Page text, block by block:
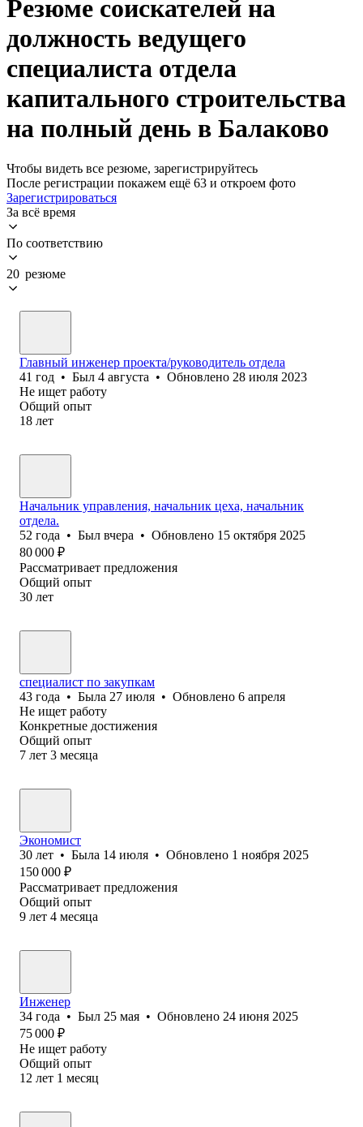
Резюме соискателей на
должность ведущего
специалиста отдела
капитального строительства
на полный день в Балаково
Чтобы видеть все резюме, зарегистрируйтесь
После регистрации покажем ещё 63 и откроем фото
Зарегистрироваться
За всё время
По соответствию
20 резюме
Главный инженер проекта/руководитель отдела
41 год • Был 4 августа • Обновлено 28 июля 2023
Не ищет работу
Общий опыт
18 лет
Начальник управления, начальник цеха, начальник
отдела.
52 года • Был вчера • Обновлено 15 октября 2025
80 000 ₽
Рассматривает предложения
Общий опыт
30 лет
специалист по закупкам
43 года • Была 27 июля • Обновлено 6 апреля
Не ищет работу
Конкретные достижения
Общий опыт
7 лет 3 месяца
Экономист
30 лет • Была 14 июля • Обновлено 1 ноября 2025
150 000 ₽
Рассматривает предложения
Общий опыт
9 лет 4 месяца
Инженер
34 года • Был 25 мая • Обновлено 24 июня 2025
75 000 ₽
Не ищет работу
Общий опыт
12 лет 1 месяц